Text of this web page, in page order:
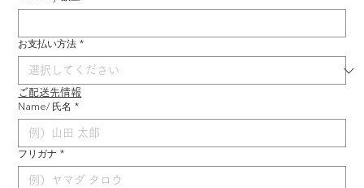
お支払い方法 *
ご配送先情報
Name/ 氏名 *
フリガナ *